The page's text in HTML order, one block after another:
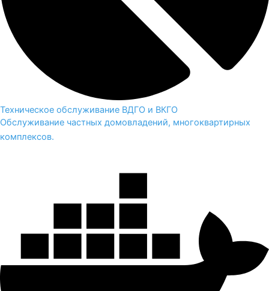
Техническое обслуживание ВДГО и ВКГО
Обслуживание частных домовладений, многоквартирных
комплексов.